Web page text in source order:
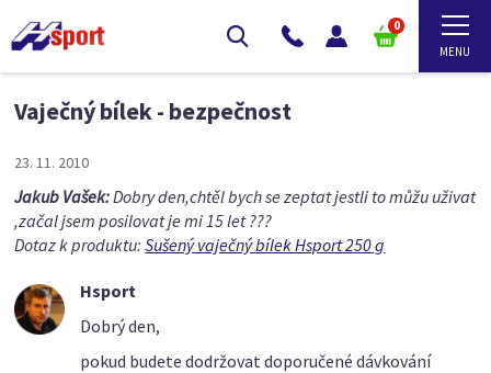
0
Vaječný bílek - bezpečnost
23. 11. 2010
Jakub Vašek:Dobry den,chtěl bych se zeptat jestli to můžu uživat
,začal jsem posilovat je mi 15 let ???
Dotaz k produktu:Sušený vaječný bílek Hsport 250 g
Hsport
Dobrý den,
pokud budete dodržovat doporučené dávkování